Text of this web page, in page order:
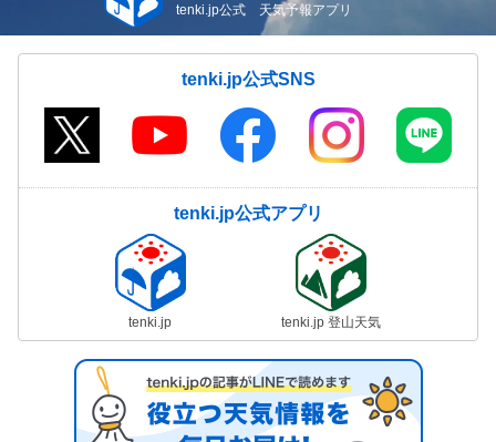
tenki.jp公式 天気予報アプリ
tenki.jp公式SNS
tenki.jp公式アプリ
tenki.jp tenki.jp 登山天気